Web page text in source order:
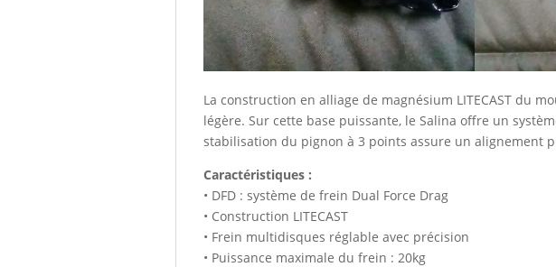
La construction en alliage de magnésium LITECAST du
légère. Sur cette base puissante, le Salina offre un
stabilisation du pignon à 3 points assure un alignement
Caractéristiques :
• DFD : système de frein Dual Force Drag
• Construction LITECAST
• Frein multidisques réglable avec précision
• Puissance maximale du frein : 20kg